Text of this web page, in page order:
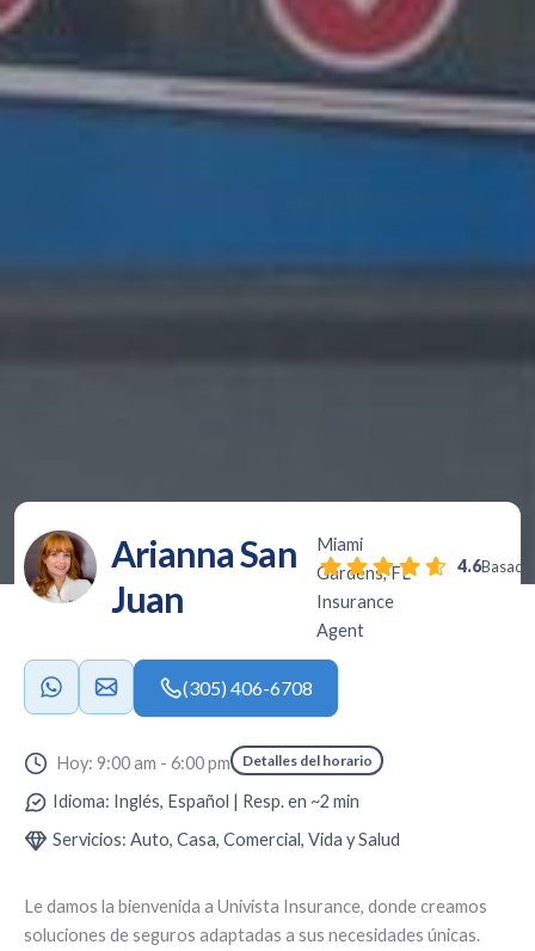
Arianna San
Juan
Miami
Gardens, FL
Insurance
Agent
4.6Basado
(305) 406-6708
Le damos la bienvenida a Univista Insurance, donde creamos
soluciones de seguros adaptadas a sus necesidades únicas.
Hoy: 9:00 am - 6:00 pm Detalles del horario
Idioma: Inglés, Español | Resp. en ~2 min
Servicios: Auto, Casa, Comercial, Vida y Salud